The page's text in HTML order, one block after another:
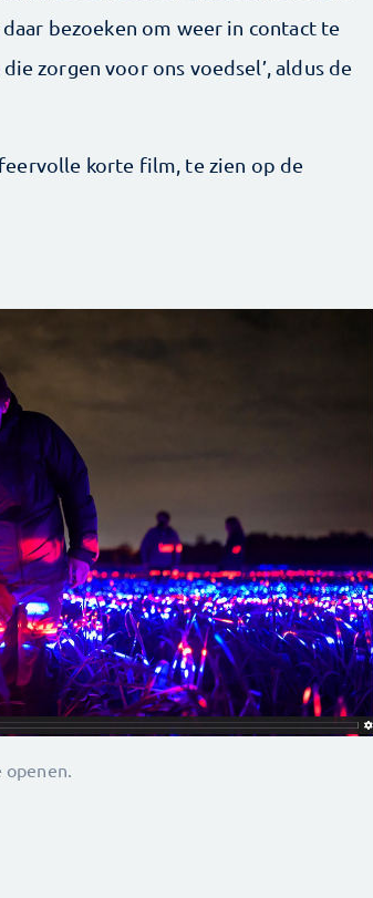
bezoeken om weer in contact te
zorgen voor ons voedsel’, aldus de
korte film, te zien op de